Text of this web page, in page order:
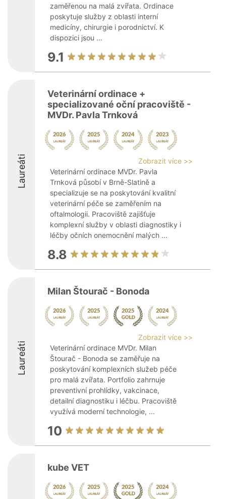
zaměřenou na malá zvířata. Ordinace
poskytuje služby z oblasti interní
medicíny, chirurgie i porodnictví. K
dispozici jsou ...
9.1
Laureáti
Veterinární ordinace +
specializované oční pracoviště -
MVDr. Pavla Trnková
Zobrazit více >>
Veterinární ordinace MVDr. Pavla
Trnková působí v Brně-Slatině a
specializuje se na poskytování kvalitní
veterinární péče se zaměřením na
oftalmologii. Pracoviště zajišťuje
komplexní služby v oblasti diagnostiky i
léčby očních onemocnění malých ...
8.8
Laureáti
Milan Štourač - Bonoda
Zobrazit více >>
Veterinární ordinace MVDr. Milan
Štourač - Bonoda se zaměřuje na
poskytování komplexních služeb péče
pro malá zvířata. Portfolio zahrnuje
preventivní prohlídky, vakcinace,
detailní diagnostiku i léčbu. Pracoviště
využívá moderní technologie, ...
10
kube VET